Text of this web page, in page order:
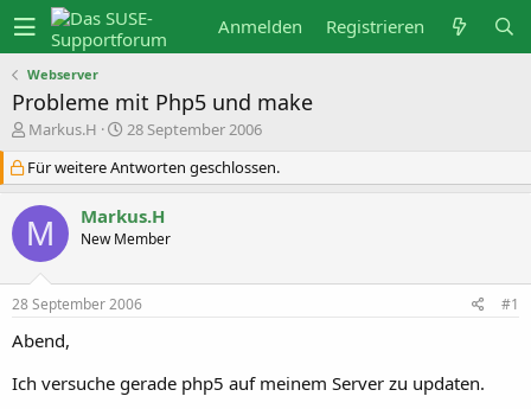
Anmelden Registrieren
Webserver
Probleme mit Php5 und make
E
s
t
l
e
Markus.H
E
s
t
l
l
m
28 September 2006
Für weitere Antworten geschlossen.
M Markus.H
New Member
28 September 2006 #1
Abend,
Ich versuche gerade php5 auf meinem Server zu updaten.